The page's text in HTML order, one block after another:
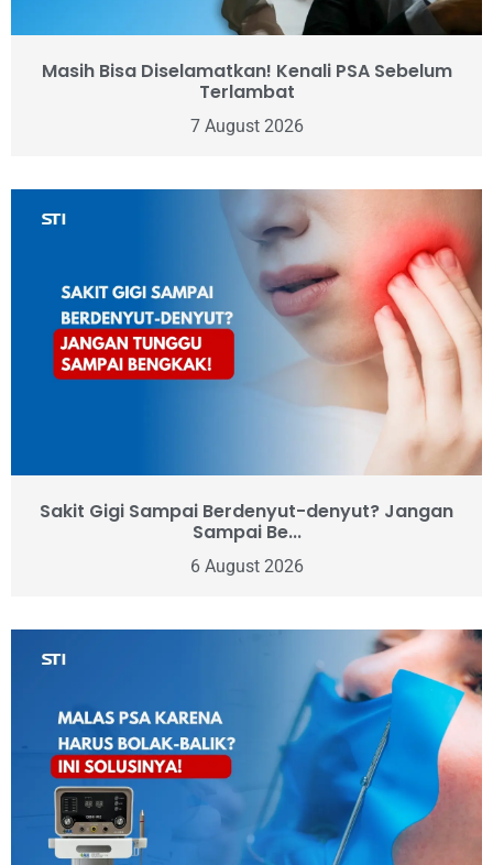
Masih Bisa Diselamatkan! Kenali PSA Sebelum
Terlambat
7 August 2026
Sakit Gigi Sampai Berdenyut-denyut? Jangan
Sampai Be...
6 August 2026